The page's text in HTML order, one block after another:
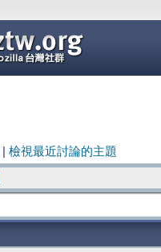
檢視最近討論的主題